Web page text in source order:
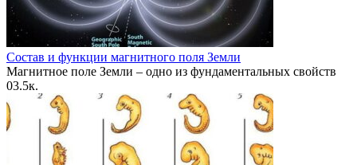
Состав и функции магнитного поля Земли
Магнитное поле Земли – одно из фундаментальных свойств
03.5к.